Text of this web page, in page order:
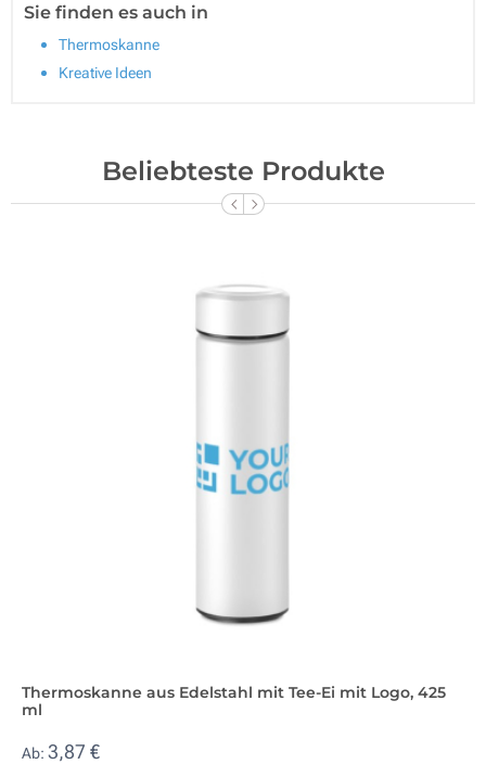
Sie finden es auch in
Thermoskanne
Kreative Ideen
Beliebteste Produkte
Thermoskanne aus Edelstahl mit Tee-Ei mit Logo, 425
ml
Ab: 3,87 €